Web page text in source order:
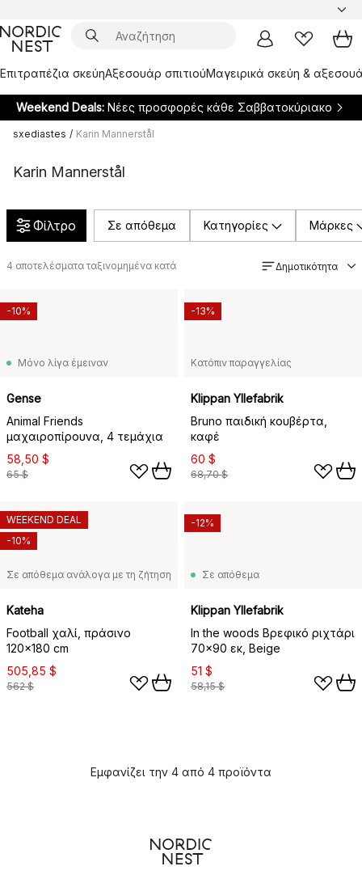
Επιτραπέζια σκεύηΑξεσουάρ σπιτιούΜαγειρικά σκεύη &
Weekend Deals: Νέες προσφορές κάθε Σαββατοκύριακο
sxediastes / Karin Mannerstål
Karin Mannerstål
Φίλτρο Σε απόθεμα Κατηγορίες Μάρκες
4 αποτελέσματα ταξινομημένα κατά Δημοτικότητα
Μόνο λίγα έμειναν
Gense
Animal Friends
μαχαιροπίρουνα, 4 τεμάχια
58,50 $
65 $
-10%
Κατόπιν παραγγελίας
Klippan Yllefabrik
Bruno παιδική κουβέρτα,
καφέ
60 $
68,70 $
-13%
Σε απόθεμα ανάλογα με τη ζήτηση
Kateha
Football χαλί, πράσινο
120x180 cm
505,85 $
562 $
WEEKEND DEAL
-10%
Σε απόθεμα
Klippan Yllefabrik
In the woods Βρεφικό ριχτάρι
70x90 εκ, Beige
51 $
58,15 $
-12%
Εμφανίζει την 4 από 4 προϊόντα